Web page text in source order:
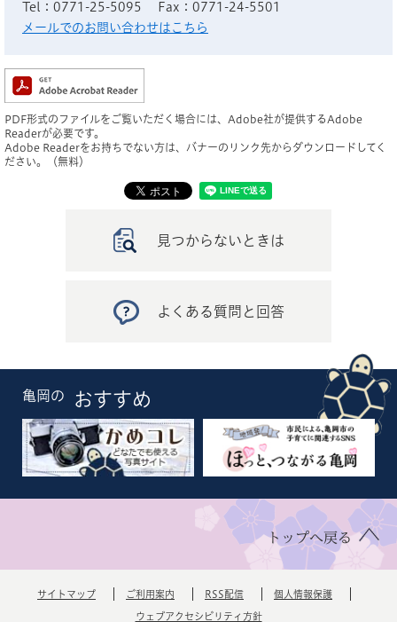
Tel：0771-25-5095
Fax：0771-24-5501
メールでのお問い合わせはこちら
PDF形式のファイルをご覧いただく場合には、Adobe社が提供するAdobe
Readerが必要です。
Adobe Readerをお持ちでない方は、バナーのリンク先からダウンロードしてく
ださい。（無料）
見つからないときは
よくある質問と回答
亀岡の おすすめ
トップへ戻る
サイトマップ ご利用案内 RSS配信 個人情報保護
ウェブアクセシビリティ方針